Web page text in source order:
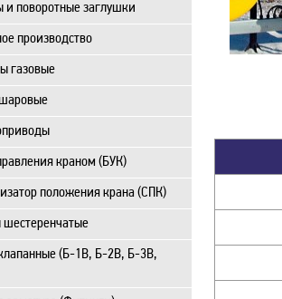
и поворотные заглушки
производство
газовые
краном (БУК)
положения крана (СПК)
шестеренчатые
(Б-1В, Б-2В, Б-3В,